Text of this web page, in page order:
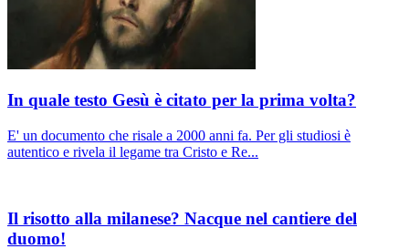
In quale testo Gesù è citato per la prima volta?
E' un documento che risale a 2000 anni fa. Per gli studiosi è
autentico e rivela il legame tra Cristo e Re...
Il risotto alla milanese? Nacque nel cantiere del
duomo!